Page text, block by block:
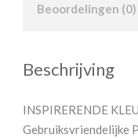
Beoordelingen (0)
Beschrijving
INSPIRERENDE
Gebruiksvriendelijke